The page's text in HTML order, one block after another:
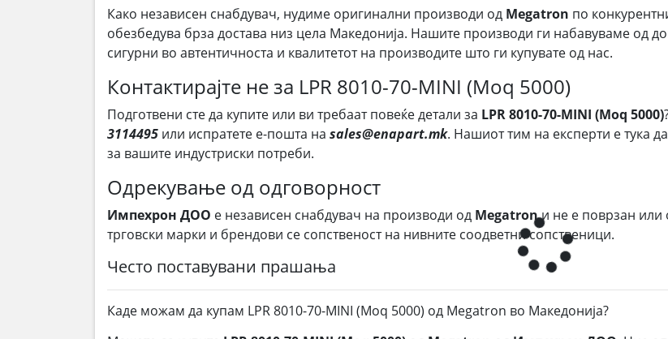
Како независен снабдувач, нудиме оригинални производи од Megatron по
обезбедува брза достава низ цела Македонија. Нашите производи ги набавуваме од
сигурни во автентичноста и квалитетот на производите што ги купувате од нас.
Контактирајте не за LPR 8010-70-MINI (Moq 5000)
Подготвени сте да купите или ви требаат повеќе детали за LPR 8010-70-MINI (Moq 5000)
3114495 или испратете е-пошта на sales@enapart.mk. Нашиот тим на експерти е тука
за вашите индустриски потреби.
Одрекување од одговорност
Импехрон ДОО е независен снабдувач на производи од Megatronи не е поврзан или
трговски марки и брендови се сопственост на нивните соодветни сопственици.
Често поставувани прашања
Каде можам да купам LPR 8010-70-MINI (Moq 5000) од Megatron во Македонија?